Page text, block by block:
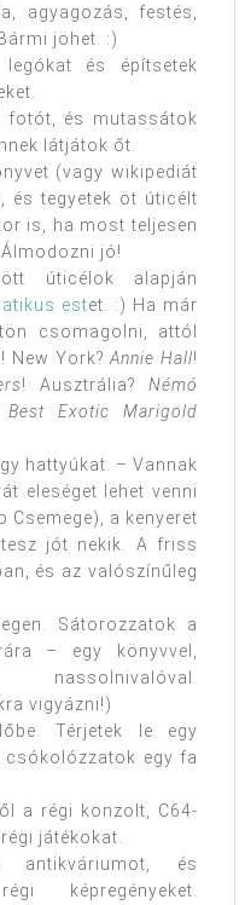
agyagozás, festés,
jöhet. :)
és építsetek
fotót, és mutassátok
látjátok őt.
(vagy wikipediát
és tegyetek öt úticélt
is, ha most teljesen
jó!
úticélok alapján
estet. :) Ha már
csomagolni, attól
New York?Annie Hall!
! Ausztrália? Némó
Best Exotic Marigold
hattyúkat. – Vannak
eleséget lehet venni
Csemege), a kenyeret
jót nekik. A friss
és az valószínűleg
Sátorozzatok a
– egy könyvvel,
vigyázni!)
Térjetek le egy
egy fa
a régi konzolt, C64-
játékokat.
antikváriumot, és
képregényeket.